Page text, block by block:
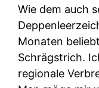
Wie dem auch
Monaten
Schrägstrich.
regionale